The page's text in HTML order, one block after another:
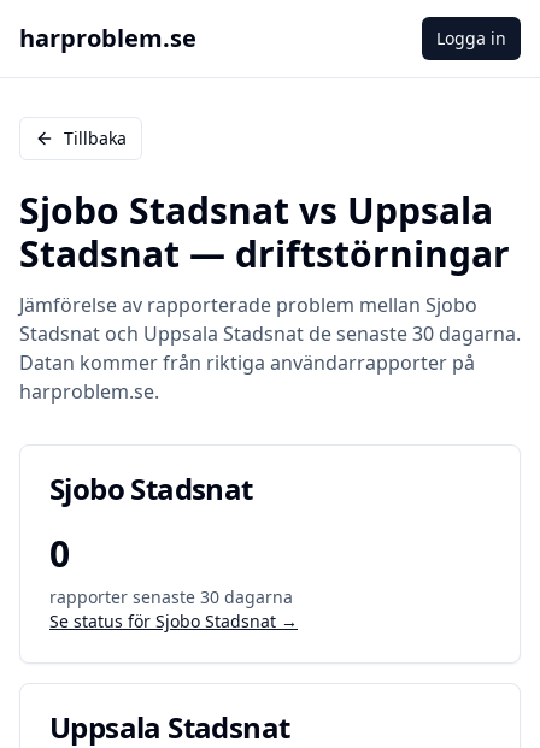
harproblem.se Logga in
Tillbaka
Sjobo Stadsnat vs Uppsala
Stadsnat — driftstörningar
Jämförelse av rapporterade problem mellan Sjobo
Stadsnat och Uppsala Stadsnat de senaste 30 dagarna.
Datan kommer från riktiga användarrapporter på
harproblem.se.
Sjobo Stadsnat
0
rapporter senaste 30 dagarna
Se status för Sjobo Stadsnat →
Uppsala Stadsnat